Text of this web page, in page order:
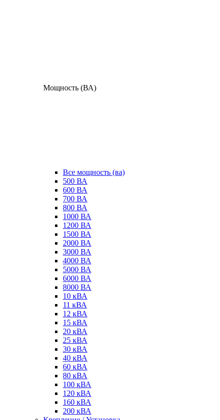
Мощность (ВА)
Все мощность (ва)
500 ВА
600 ВА
700 ВА
800 ВА
1000 ВА
1200 ВА
1500 ВА
2000 ВА
3000 ВА
4000 ВА
5000 ВА
6000 ВА
8000 ВА
10 кВА
11 кВА
12 кВА
15 кВА
20 кВА
25 кВА
30 кВА
40 кВА
60 кВА
80 кВА
100 кВА
120 кВА
160 кВА
200 кВА